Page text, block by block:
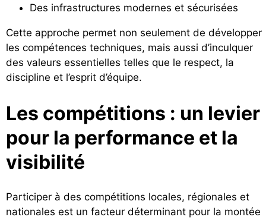
Des infrastructures modernes et sécurisées
Cette approche permet non seulement de développer
les compétences techniques, mais aussi d’inculquer
des valeurs essentielles telles que le respect, la
discipline et l’esprit d’équipe.
Les compétitions : un levier
pour la performance et la
visibilité
Participer à des compétitions locales, régionales et
nationales est un facteur déterminant pour la montée